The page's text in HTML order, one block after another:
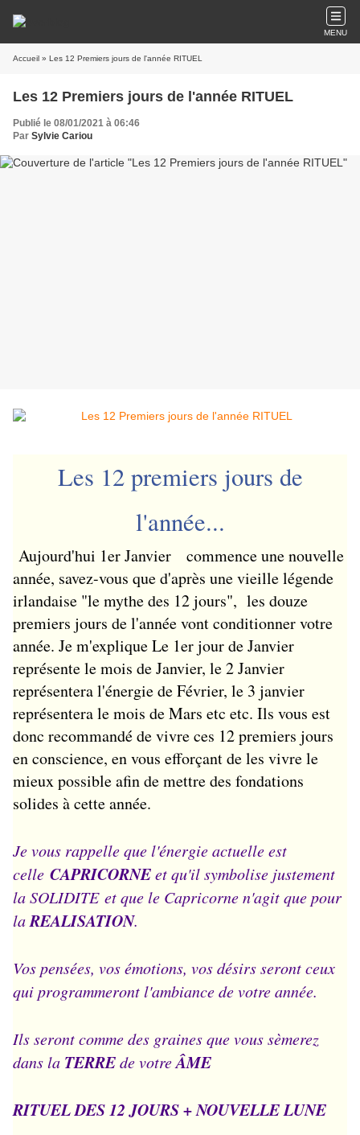
MENU
Accueil » Les 12 Premiers jours de l'année RITUEL
Les 12 Premiers jours de l'année RITUEL
Publié le 08/01/2021 à 06:46
Par Sylvie Cariou
Les 12 premiers jours de
l'année...
Aujourd'hui 1er Janvier commence une nouvelle
année, savez-vous que d'après une vieille légende
irlandaise "le mythe des 12 jours", les douze
premiers jours de l'année vont conditionner votre
année. Je m'explique Le 1er jour de Janvier
représente le mois de Janvier, le 2 Janvier
représentera l'énergie de Février, le 3 janvier
représentera le mois de Mars etc etc. Ils vous est
donc recommandé de vivre ces 12 premiers jours
en conscience, en vous efforçant de les vivre le
mieux possible afin de mettre des fondations
solides à cette année.
Je vous rappelle que l'énergie actuelle est
celle CAPRICORNEet qu'il symbolise justement
la SOLIDITE et que le Capricorne n'agit que pour
laREALISATION.
Vos pensées, vos émotions, vos désirs seront ceux
qui programmeront l'ambiance de votre année.
Ils seront comme des graines que vous sèmerez
dans la TERREde votreÂME
RITUEL DES 12 JOURS + NOUVELLE LUNE